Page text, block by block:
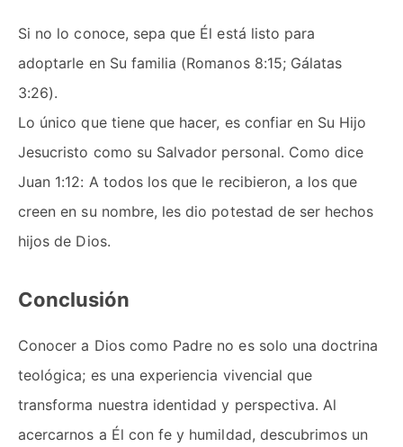
Si no lo conoce, sepa que Él está listo para
adoptarle en Su familia (Romanos 8:15; Gálatas
3:26).
Lo único que tiene que hacer, es confiar en Su Hijo
Jesucristo como su Salvador personal. Como dice
Juan 1:12: A todos los que le recibieron, a los que
creen en su nombre, les dio potestad de ser hechos
hijos de Dios.
Conclusión
Conocer a Dios como Padre no es solo una doctrina
teológica; es una experiencia vivencial que
transforma nuestra identidad y perspectiva. Al
acercarnos a Él con fe y humildad, descubrimos un